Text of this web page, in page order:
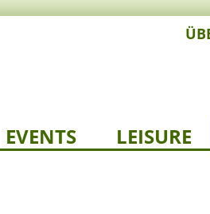
EVENTS LEISURE